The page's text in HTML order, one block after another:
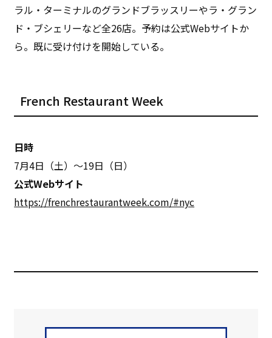
ラル・ターミナルのグランドブラッスリーやラ・グラン
ド・ブシェリーなど全26店。予約は公式Webサイトか
ら。既に受け付けを開始している。
French Restaurant Week
日時
7月4日（土）〜19日（日）
公式Webサイト
https://frenchrestaurantweek.com/#nyc